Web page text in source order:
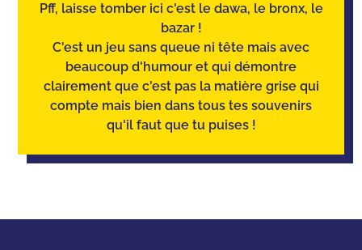
Pff, laisse tomber ici c'est le dawa, le bronx, le
bazar !
C'est un jeu sans queue ni tête mais avec
beaucoup d'humour et qui démontre
clairement que c'est pas la matière grise qui
compte mais bien dans tous tes souvenirs
qu'il faut que tu puises !